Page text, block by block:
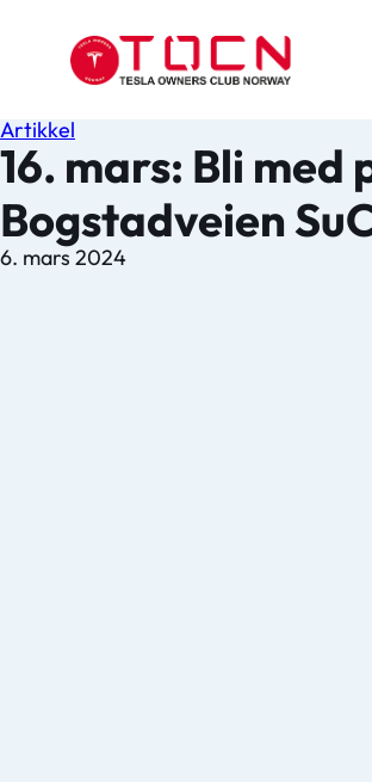
16. mars: Bli med
Bogstadveien
Artikkel
6. mars 2024